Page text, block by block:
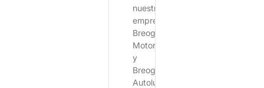
nuestras
empresas
Breogán
Motor
y
Breogán
Autolux,